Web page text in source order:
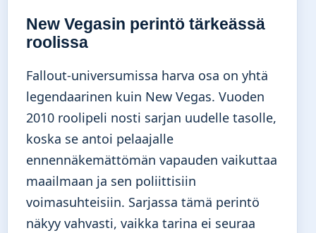
New Vegasin perintö tärkeässä
roolissa
Fallout-universumissa harva osa on yhtä
legendaarinen kuin New Vegas. Vuoden
2010 roolipeli nosti sarjan uudelle tasolle,
koska se antoi pelaajalle
ennennäkemättömän vapauden vaikuttaa
maailmaan ja sen poliittisiin
voimasuhteisiin. Sarjassa tämä perintö
näkyy vahvasti, vaikka tarina ei seuraa